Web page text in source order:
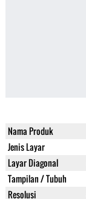
Nama Produk
Jenis Layar
Layar Diagonal
Tampilan / Tubuh
Resolusi